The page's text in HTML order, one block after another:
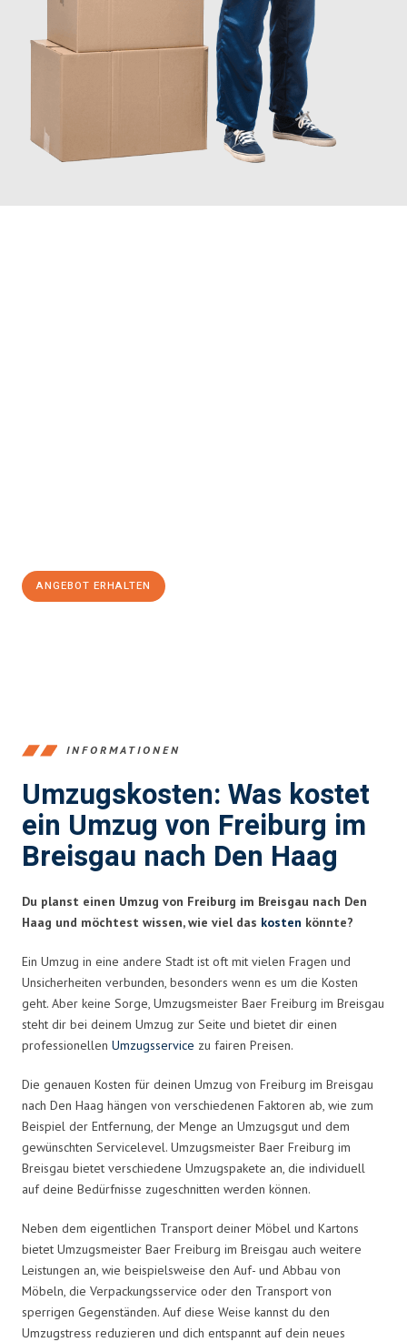
ANGEBOT ERHALTEN
INFORMATIONEN
Umzugskosten: Was kostet
ein Umzug von Freiburg im
Breisgau nach Den Haag
Du planst einen Umzug von Freiburg im Breisgau nach Den
Haag und möchtest wissen, wie viel das kosten könnte?
Ein Umzug in eine andere Stadt ist oft mit vielen Fragen und
Unsicherheiten verbunden, besonders wenn es um die Kosten
geht. Aber keine Sorge, Umzugsmeister Baer Freiburg im Breisgau
steht dir bei deinem Umzug zur Seite und bietet dir einen
professionellen Umzugsservice zu fairen Preisen.
Die genauen Kosten für deinen Umzug von Freiburg im Breisgau
nach Den Haag hängen von verschiedenen Faktoren ab, wie zum
Beispiel der Entfernung, der Menge an Umzugsgut und dem
gewünschten Servicelevel. Umzugsmeister Baer Freiburg im
Breisgau bietet verschiedene Umzugspakete an, die individuell
auf deine Bedürfnisse zugeschnitten werden können.
Neben dem eigentlichen Transport deiner Möbel und Kartons
bietet Umzugsmeister Baer Freiburg im Breisgau auch weitere
Leistungen an, wie beispielsweise den Auf- und Abbau von
Möbeln, die Verpackungsservice oder den Transport von
sperrigen Gegenständen. Auf diese Weise kannst du den
Umzugstress reduzieren und dich entspannt auf dein neues